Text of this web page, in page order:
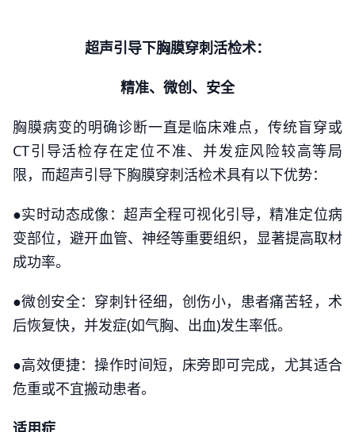
超声引导下胸膜穿刺活检术：
精准、微创、安全
胸膜病变的明确诊断一直是临床难点，传统盲穿或
CT引导活检存在定位不准、并发症风险较高等局
限，而超声引导下胸膜穿刺活检术具有以下优势：
●实时动态成像：超声全程可视化引导，精准定位病
变部位，避开血管、神经等重要组织，显著提高取材
成功率。
●微创安全：穿刺针径细，创伤小，患者痛苦轻，术
后恢复快，并发症(如气胸、出血)发生率低。
●高效便捷：操作时间短，床旁即可完成，尤其适合
危重或不宜搬动患者。